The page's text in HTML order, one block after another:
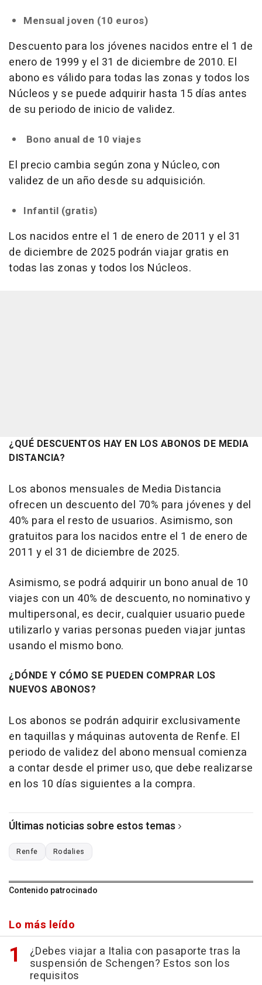
Mensual joven (10 euros)
Descuento para los jóvenes nacidos entre el 1 de
enero de 1999 y el 31 de diciembre de 2010. El
abono es válido para todas las zonas y todos los
Núcleos y se puede adquirir hasta 15 días antes
de su periodo de inicio de validez.
Bono anual de 10 viajes
El precio cambia según zona y Núcleo, con
validez de un año desde su adquisición.
Infantil (gratis)
Los nacidos entre el 1 de enero de 2011 y el 31
de diciembre de 2025 podrán viajar gratis en
todas las zonas y todos los Núcleos.
¿QUÉ DESCUENTOS HAY EN LOS ABONOS DE MEDIA
DISTANCIA?
Los abonos mensuales de Media Distancia
ofrecen un descuento del 70% para jóvenes y del
40% para el resto de usuarios. Asimismo, son
gratuitos para los nacidos entre el 1 de enero de
2011 y el 31 de diciembre de 2025.
Asimismo, se podrá adquirir un bono anual de 10
viajes con un 40% de descuento, no nominativo y
multipersonal, es decir, cualquier usuario puede
utilizarlo y varias personas pueden viajar juntas
usando el mismo bono.
¿DÓNDE Y CÓMO SE PUEDEN COMPRAR LOS
NUEVOS ABONOS?
Los abonos se podrán adquirir exclusivamente
en taquillas y máquinas autoventa de Renfe. El
periodo de validez del abono mensual comienza
a contar desde el primer uso, que debe realizarse
en los 10 días siguientes a la compra.
Últimas noticias sobre estos temas
Renfe Rodalies
Contenido patrocinado
Lo más leído
¿Debes viajar a Italia con pasaporte tras la
suspensión de Schengen? Estos son los
requisitos